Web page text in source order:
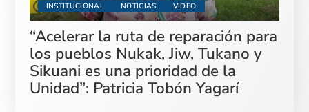
INSTITUCIONAL NOTICIAS VIDEO
“Acelerar la ruta de reparación para
los pueblos Nukak, Jiw, Tukano y
Sikuani es una prioridad de la
Unidad”: Patricia Tobón Yagarí